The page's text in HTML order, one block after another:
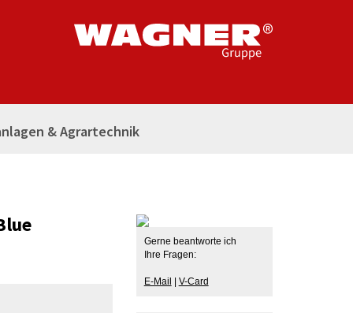
& Agrartechnik
Gerne beantworte ich
Ihre Fragen:
E-Mail V-Card